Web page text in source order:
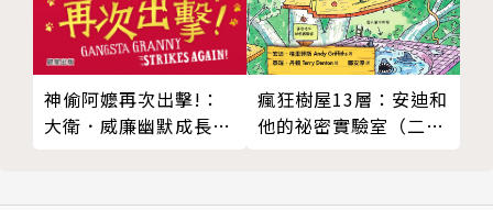
★解謎：
拼音暗號、竊賊坐在哪個位置
讓天平兩端重量相當
神偷阿嬤再次出擊!：
大衛．威廉幽默成長小
瘋狂樹屋13層：安迪和
他的祕密實驗室（二